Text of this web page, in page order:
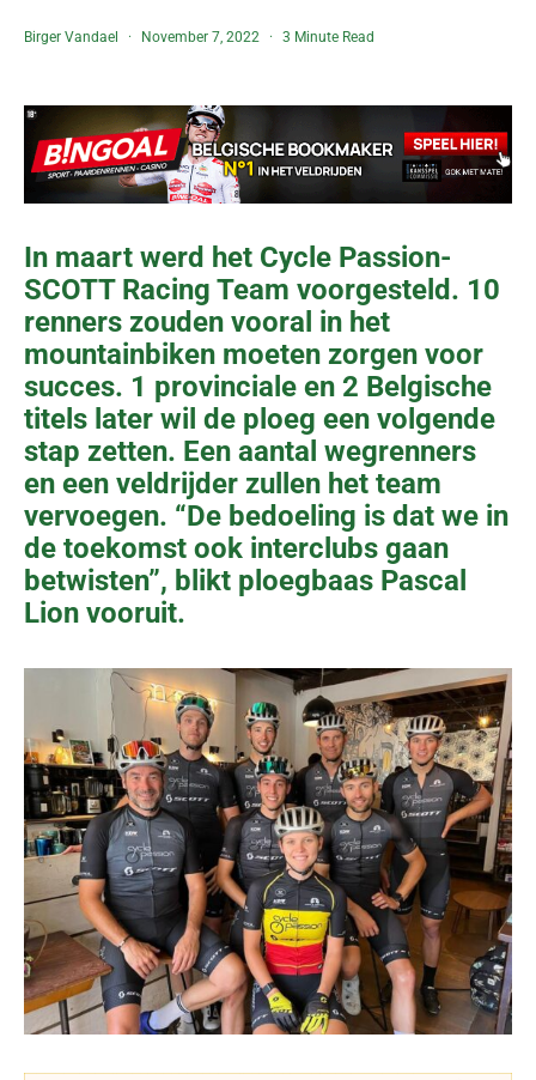
Birger Vandael November 7, 2022 3 Minute Read
In maart werd het Cycle Passion-
SCOTT Racing Team voorgesteld. 10
renners zouden vooral in het
mountainbiken moeten zorgen voor
succes. 1 provinciale en 2 Belgische
titels later wil de ploeg een volgende
stap zetten. Een aantal wegrenners
en een veldrijder zullen het team
vervoegen. “De bedoeling is dat we in
de toekomst ook interclubs gaan
betwisten”, blikt ploegbaas Pascal
Lion vooruit.